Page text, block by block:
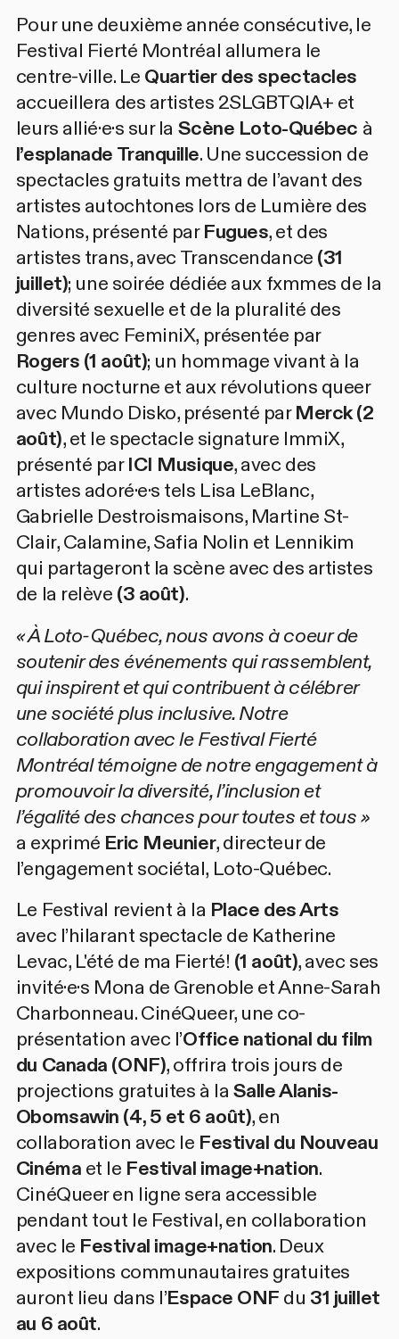
Pour une deuxième année consécutive, le
Festival Fierté Montréal allumera le
centre-ville. Le Quartier des spectacles
accueillera des artistes 2SLGBTQIA+ et
leurs allié·e·s sur la Scène Loto-Québec à
l’esplanade Tranquille. Une succession de
spectacles gratuits mettra de l’avant des
artistes autochtones lors de Lumière des
Nations, présenté parFugues, et des
artistes trans, avecTranscendance (31
juillet); une soirée dédiée aux fxmmes de la
diversité sexuelle et de la pluralité des
genres avec FeminiX, présentée par
Rogers (1 août); un hommage vivant à la
culture nocturne et aux révolutions queer
avec Mundo Disko, présenté parMerck(2
août), et le spectacle signature ImmiX,
présenté parICI Musique, avec des
artistes adoré·e·s tels Lisa LeBlanc,
Gabrielle Destroismaisons, Martine St-
Clair,Calamine,Safia Nolin et Lennikim
qui partageront la scène avec des artistes
de la relève (3 août).
« À Loto-Québec, nous avons à coeur de
soutenir des événements qui rassemblent,
qui inspirent et qui contribuent à célébrer
une société plus inclusive. Notre
collaboration avec le Festival Fierté
Montréal témoigne de notre engagement à
promouvoir la diversité, l’inclusion et
l’égalité des chances pour toutes et tous »
a exprimé Eric Meunier, directeur de
l’engagement sociétal, Loto-Québec.
Le Festival revient à la Place des Arts
avec l’hilarant spectacle de Katherine
Levac, L'été de ma Fierté! (1 août), avec ses
invité·e·s Mona de Grenoble etAnne-Sarah
Charbonneau.CinéQueer, une co-
présentation avec l’Office national du film
du Canada (ONF), offrira trois jours de
projections gratuites à la Salle Alanis-
Obomsawin (4, 5 et 6 août), en
collaboration avec le Festival du Nouveau
Cinéma et le Festival image+nation.
CinéQueer en ligne sera accessible
pendant tout le Festival, en collaboration
avec le Festival image+nation. Deux
expositions communautaires gratuites
auront lieu dans l’Espace ONF du 31 juillet
au 6 août.